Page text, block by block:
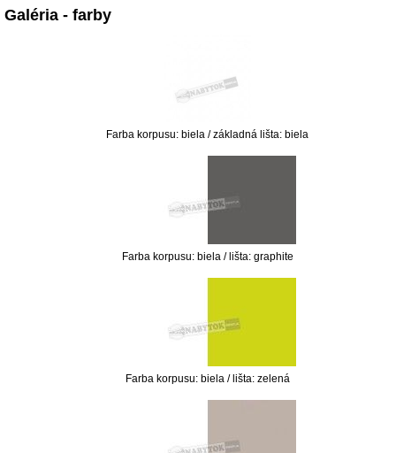
Galéria - farby
Farba korpusu: biela / základná lišta: biela
Farba korpusu: biela / lišta: graphite
Farba korpusu: biela / lišta: zelená